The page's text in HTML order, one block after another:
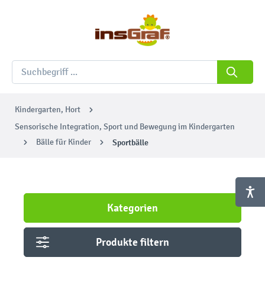
Kindergarten, Hort
Sensorische Integration, Sport und Bewegung im Kindergarten
Bälle für Kinder
Sportbälle
Kategorien
Produkte filtern